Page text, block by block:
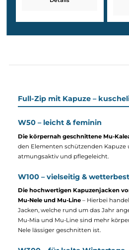
Zip-Jacken ohne
Jetzt entdecken ➝
239,90 €*
Details